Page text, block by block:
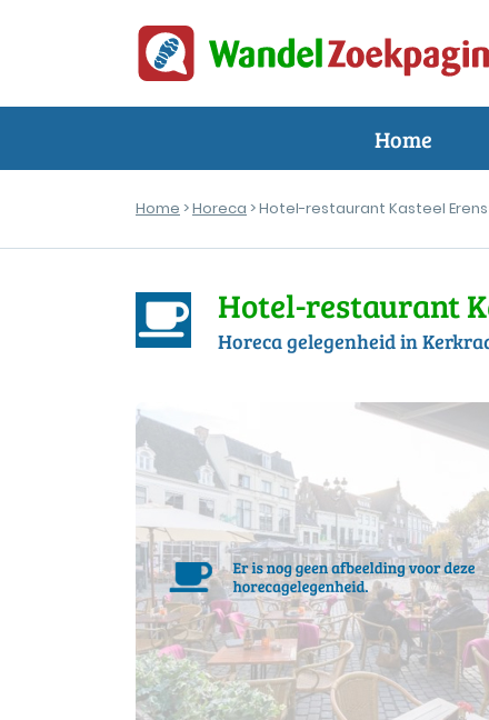
Home
Home >Horeca > Hotel-restaurant Kasteel
Hotel-restaurant
Horeca gelegenheid in